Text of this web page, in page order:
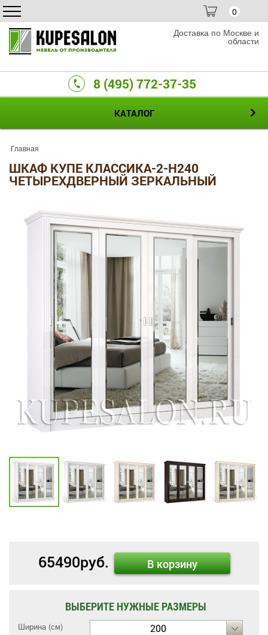
0
Доставка по Москве и
области
8 (495) 772-37-35
КАТАЛОГ
Главная
ШКАФ КУПЕ КЛАССИКА-2-H240
ЧЕТЫРЕХДВЕРНЫЙ ЗЕРКАЛЬНЫЙ
65490руб. В корзину
ВЫБЕРИТЕ НУЖНЫЕ РАЗМЕРЫ
Ширина (см) 200